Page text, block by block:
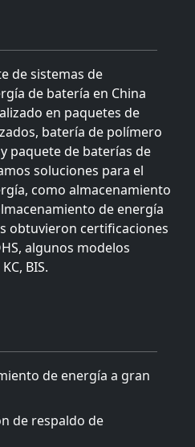
de sistemas de
de batería en China
en paquetes de
batería de polímero
paquete de baterías de
soluciones para el
como almacenamiento
de energía
obtuvieron certificaciones
algunos modelos
BIS.
de energía a gran
de respaldo de